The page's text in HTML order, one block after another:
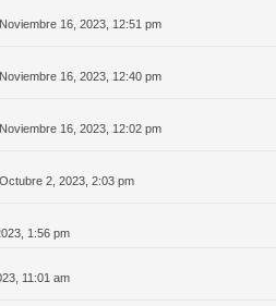
Noviembre 16, 2023, 12:51 pm
Noviembre 16, 2023, 12:40 pm
Noviembre 16, 2023, 12:02 pm
Octubre 2, 2023, 2:03 pm
1:56 pm
11:01 am